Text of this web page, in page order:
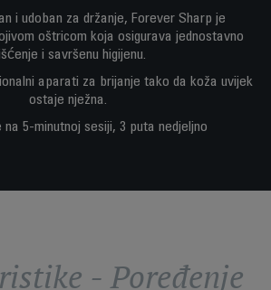
i udoban za držanje, Forever Sharp je
oštricom koja osigurava jednostavno
i savršenu higijenu.
aparati za brijanje tako da koža uvijek
ostaje nježna.
5-minutnoj sesiji, 3 puta nedjeljno
- Poređenje